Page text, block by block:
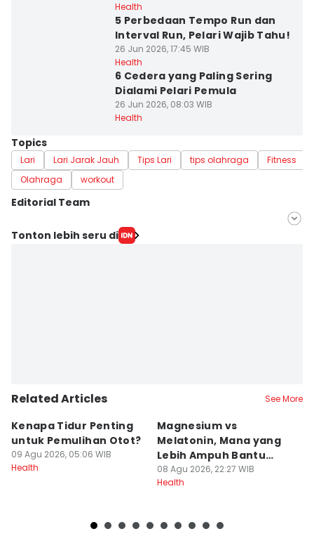
Health
5 Perbedaan Tempo Run dan
Interval Run, Pelari Wajib Tahu!
26 Jun 2026, 17:45 WIB
Health
6 Cedera yang Paling Sering
Dialami Pelari Pemula
26 Jun 2026, 08:03 WIB
Health
Topics
Lari Lari Jarak Jauh Tips Lari tips olahraga
Fitness
Olahraga
workout
Editorial Team
Editor
Tonton lebih seru di
Related Articles See More
Kenapa Tidur Penting
untuk Pemulihan Otot?
09 Agu 2026, 05:06 WIB
Health
Magnesium vs
Melatonin, Mana yang
Lebih Ampuh Bantu
Tidur?
08 Agu 2026, 22:27 WIB
Health